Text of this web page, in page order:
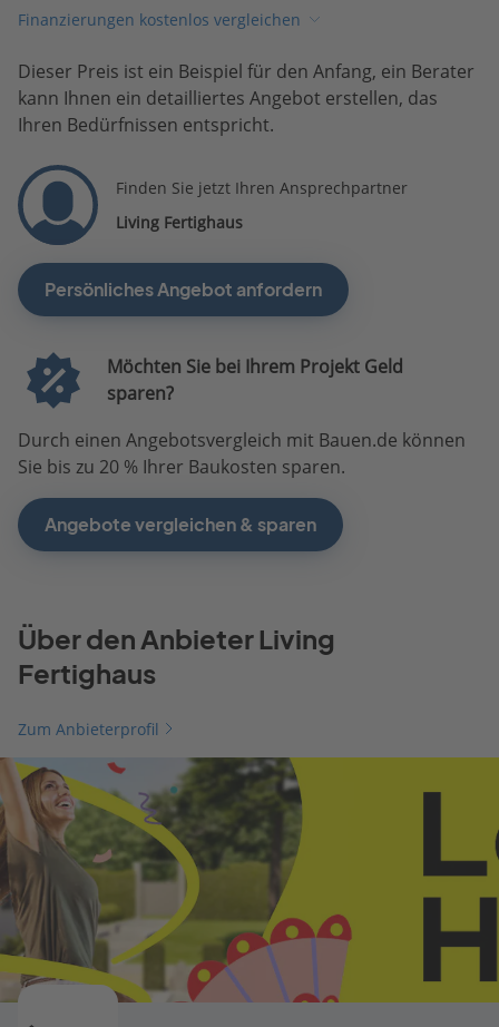
Finanzierungen kostenlos vergleichen
Dieser Preis ist ein Beispiel für den Anfang, ein Berater
kann Ihnen ein detailliertes Angebot erstellen, das
Ihren Bedürfnissen entspricht.
Finden Sie jetzt Ihren Ansprechpartner
Living Fertighaus
Persönliches Angebot anfordern
Möchten Sie bei Ihrem Projekt Geld
sparen?
Durch einen Angebotsvergleich mit Bauen.de können
Sie bis zu 20 % Ihrer Baukosten sparen.
Angebote vergleichen & sparen
Über den Anbieter Living
Fertighaus
Zum Anbieterprofil